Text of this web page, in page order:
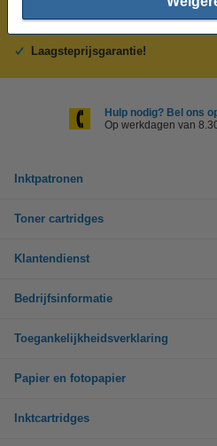
Voor 22.00 uur besteld, morgen
Laagsteprijsgarantie!
Hulp nodig? Bel ons
Op werkdagen van
Inktpatronen
Toner cartridges
Klantendienst
Bedrijfsinformatie
Toegankelijkheidsverklaring
Papier en fotopapier
Inktcartridges